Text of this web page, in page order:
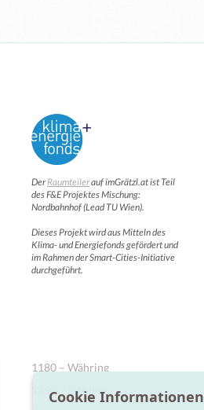
DerRaumteilerauf imGrätzl.at ist Teil
des F&E Projektes Mischung:
Nordbahnhof (Lead TU Wien).
Dieses Projekt wird aus Mitteln des
Klima- und Energiefonds gefördert und
im Rahmen der Smart-Cities-Initiative
durchgeführt.
1180 – Währing
1190 – Döbling
Cookie Informationen